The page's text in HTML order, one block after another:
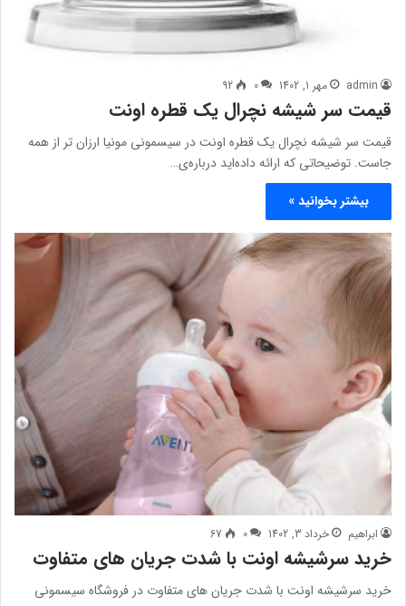
admin مهر 1, 1402 0
92
قیمت سر شیشه نچرال یک قطره اونت
قیمت سر شیشه نچرال یک قطره اونت در سیسمونی مونیا ارزان تر از همه
جاست. توضیحاتی که ارائه داده‌اید درباره‌ی…
بیشتر بخوانید »
ابراهیم خرداد 3, 1402 0
67
خرید سرشیشه اونت با شدت جریان های متفاوت
خرید سرشیشه اونت با شدت جریان های متفاوت در فروشگاه سیسمونی